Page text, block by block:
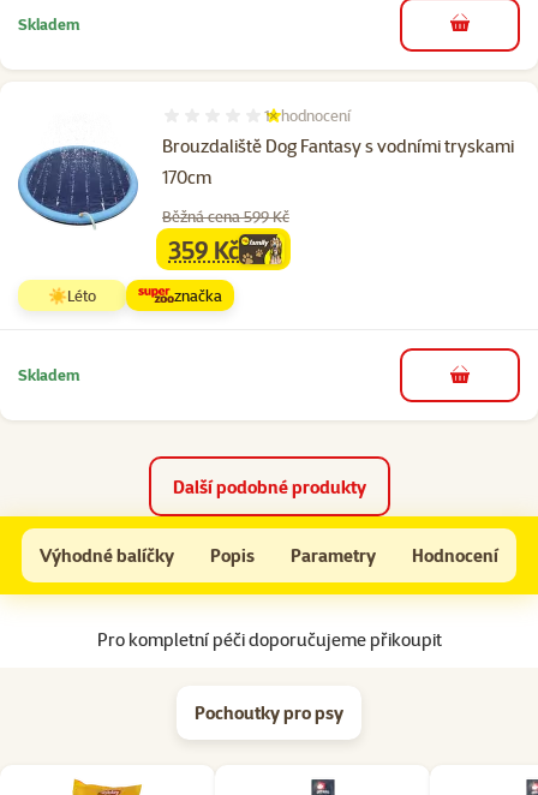
Skladem do košíku
Brouzdaliště Dog Fantasy s vodními tryskami
170cm
Hodnocení 20%, počet hodnocení: 1
1×hodnocení
Běžná cena 599 Kč
familycena
359 Kč
☀️Léto značka
Skladem do košíku
Další podobné produkty
Bazén pro psy Dog Fantasy kulatý 120x30cm
Výhodné balíčky Popis Parametry Hodnocení
Na začátek stránky
Pro kompletní péči doporučujeme přikoupit
Pochoutky pro psy